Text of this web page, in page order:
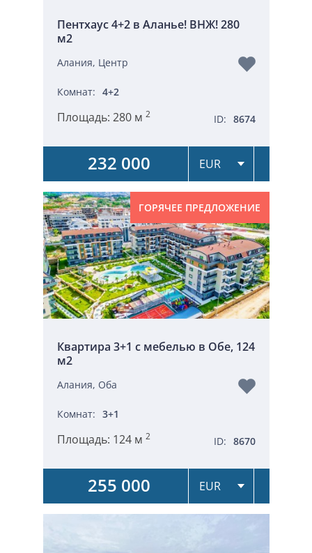
Пентхаус 4+2 в Аланье! ВНЖ! 280
м2
Алания, Центр
Комнат: 4+2
Площадь: 280 м 2 ID: 8674
232 000
ГОРЯЧЕЕ ПРЕДЛОЖЕНИЕ
Квартира 3+1 с мебелью в Обе, 124
м2
Алания, Оба
Комнат: 3+1
Площадь: 124 м 2 ID: 8670
255 000